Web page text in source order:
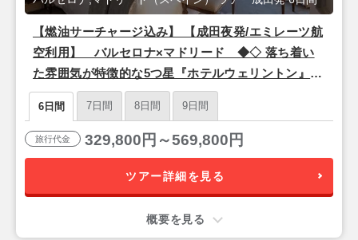
【燃油サーチャージ込み】 【成田夜発/エミレーツ航
空利用】 バルセロナ×マドリード ◆◇ 落ち着い
た雰囲気が特徴的な5つ星『ホテルウェリントン』 &
有名デザイナーが手掛けた5つ星『サー ビクター』
宿泊 ◇◆ 6日間
6日間 7日間 8日間 9日間
旅行代金 329,800円～569,800円
ツアー詳細を見る
概要を見る